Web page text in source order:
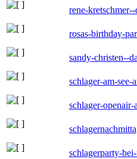
rene-
rosas-birthday-
sandy-christen--
schlager-am-see-
schlager-openair-
schlagerparty-